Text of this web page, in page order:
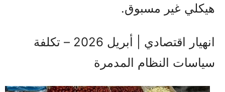
هيكلي غير مسبوق.
انهيار اقتصادي | أبريل 2026 – تكلفة
سياسات النظام المدمرة